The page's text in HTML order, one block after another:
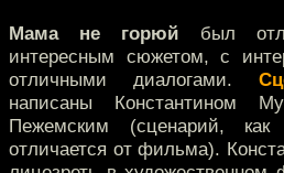
Мама не горюй был
интересным сюжетом, с
отличными диалогами.
написаны Константином
Пежемским (сценарий, как
отличается от фильма).